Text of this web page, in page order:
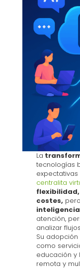
La
tecnologías
centralita
costes,
atención,
analizar
Su
como
educación y
remota y